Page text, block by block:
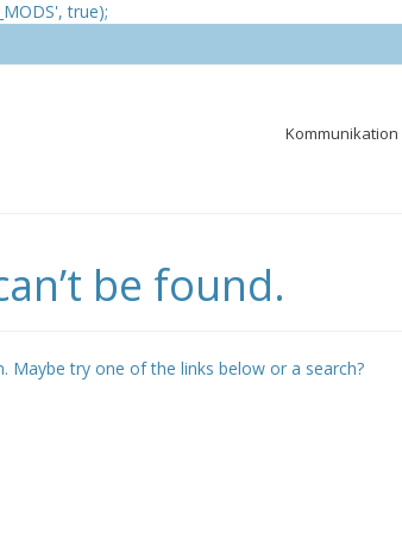
true);
Kommunikation
be found.
try one of the links below or a search?